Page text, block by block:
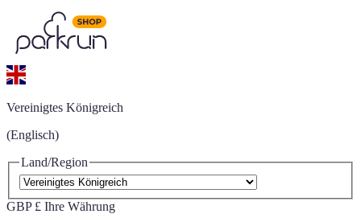
Vereinigtes Königreich
(Englisch)
Land/Region
GBP £ Ihre Währung